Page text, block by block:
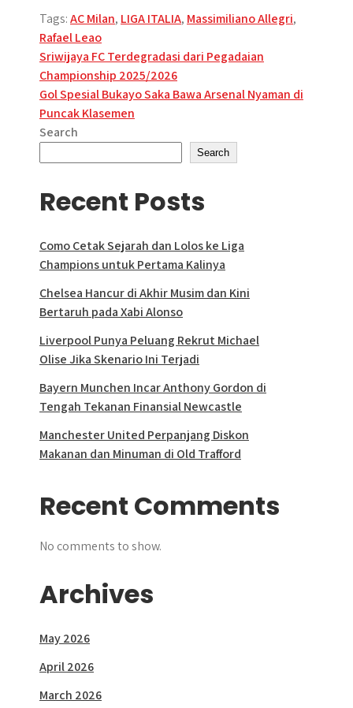
Tags:AC Milan, LIGA ITALIA, Massimiliano Allegri,
Rafael Leao
Post
navigation
Sriwijaya FC Terdegradasi dari Pegadaian
Championship 2025/2026
Gol Spesial Bukayo Saka Bawa Arsenal Nyaman di
Puncak Klasemen
Search
Search
Recent Posts
Como Cetak Sejarah dan Lolos ke Liga
Champions untuk Pertama Kalinya
Chelsea Hancur di Akhir Musim dan Kini
Bertaruh pada Xabi Alonso
Liverpool Punya Peluang Rekrut Michael
Olise Jika Skenario Ini Terjadi
Bayern Munchen Incar Anthony Gordon di
Tengah Tekanan Finansial Newcastle
Manchester United Perpanjang Diskon
Makanan dan Minuman di Old Trafford
Recent Comments
No comments to show.
Archives
May 2026
April 2026
March 2026